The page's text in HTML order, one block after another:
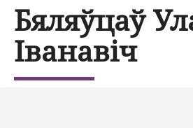
Бяляўцаў
Іванавіч